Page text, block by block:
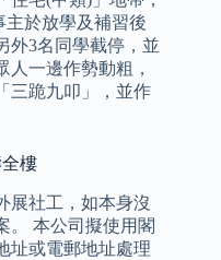
於放學及補習後
外3名同學截停，並
一邊作勢動粗，
三跪九叩」，並作
樓
展社工，如本身沒
。 本公司擬使用閣
址或電郵地址處理